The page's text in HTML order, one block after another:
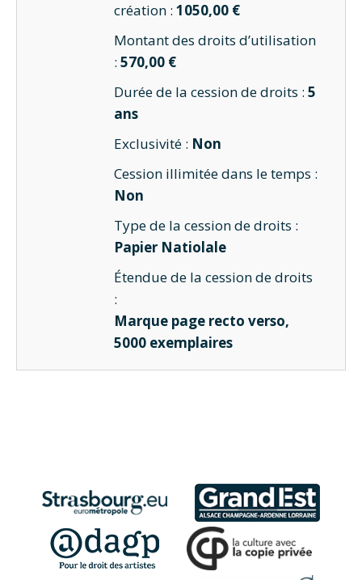
création :1050,00 €
Montant des droits d’utilisation
:570,00 €
Durée de la cession de droits :5
ans
Exclusivité : Non
Cession illimitée dans le temps :
Non
Type de la cession de droits :
Papier Natiolale
Étendue de la cession de droits
:
Marque page recto verso,
5000 exemplaires